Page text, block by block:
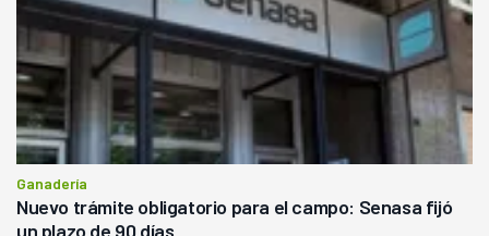
Ganadería
Nuevo trámite obligatorio para el campo: Senasa fijó
un plazo de 90 días